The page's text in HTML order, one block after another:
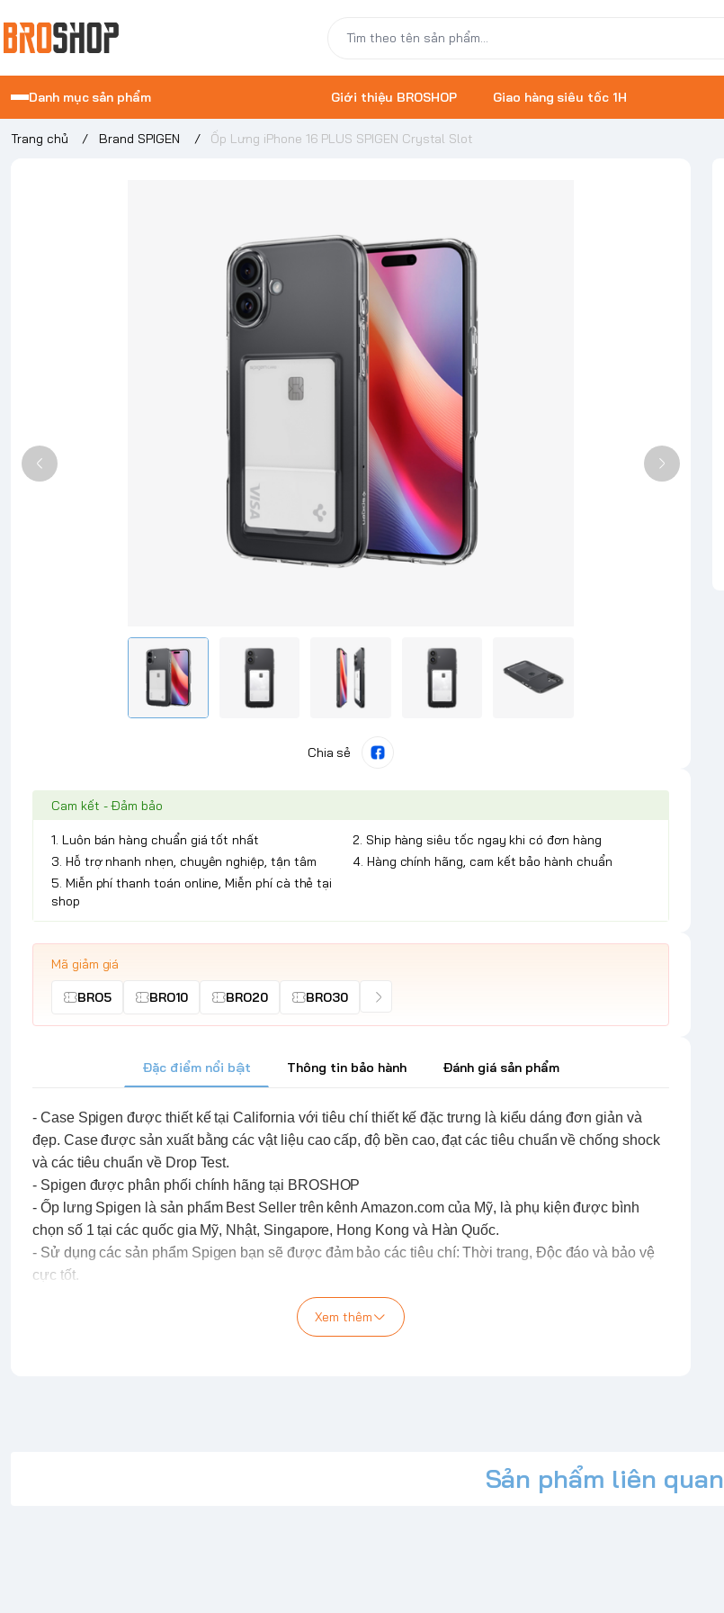
Danh mục sản phẩm Giới thiệu BROSHOP Giao hàng siêu tốc 1H
Trang chủ / Brand SPIGEN / Ốp Lưng iPhone 16 PLUS SPIGEN Crystal Slot
Chia sẻ
Cam kết - Đảm bảo
1. Luôn bán hàng chuẩn giá tốt nhất
2. Ship hàng siêu tốc ngay khi có đơn hàng
3. Hỗ trợ nhanh nhẹn, chuyên nghiệp, tận tâm
4. Hàng chính hãng, cam kết bảo hành chuẩn
5. Miễn phí thanh toán online, Miễn phí cà thẻ tại
shop
Mã giảm giá
BRO5 BRO10 BRO20 BRO30
Đặc điểm nổi bật Thông tin bảo hành Đánh giá sản phẩm
- Case Spigen được thiết kế tại California với tiêu chí thiết kế đặc trưng là kiểu dáng đơn giản và
đẹp. Case được sản xuất bằng các vật liệu cao cấp, độ bền cao, đạt các tiêu chuẩn về chống shock
và các tiêu chuẩn về Drop Test.
- Spigen được phân phối chính hãng tại BROSHOP
- Ốp lưng Spigen là sản phẩm Best Seller trên kênh Amazon.com của Mỹ, là phụ kiện được bình
chọn số 1 tại các quốc gia Mỹ, Nhật, Singapore, Hong Kong và Hàn Quốc.
- Sử dụng các sản phẩm Spigen bạn sẽ được đảm bảo các tiêu chí: Thời trang, Độc đáo và bảo vệ
cực tốt.
Đặc điểm nổi bật của dòng ỐP LƯNG IPHONE 16 PLUS CRYSTAL SLOT
Ốp lưng Spigen Crystal Slot Crystal Clear cho iPhone 16 series là một sản phẩm tuyệt vời cho
những người tìm kiếm một chiếc ốp lưng trong suốt, khoe ra màu máy và có khe đựng thẻ tiện
Khe đựng thẻ tiện dụng, mang theo thẻ cần thiết mọi lúc mọi nơi.
Xem thêm
Sản phẩm liên quan